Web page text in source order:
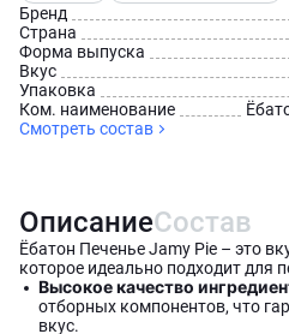
Бренд
Страна
Форма выпуска
Вкус
Упаковка
Ком. наименование
Смотреть состав
ОписаниеСостав
Ёбатон Печенье Jamy Pie – это
которое идеально подходит для
Высокое качество
отборных компонентов, что
вкус.